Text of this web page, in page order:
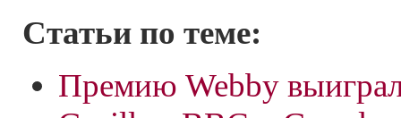
Статьи по теме:
Премию Webby